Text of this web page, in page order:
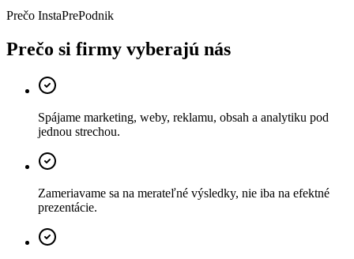
Prečo InstaPrePodnik
Prečo si firmy vyberajú nás
Spájame marketing, weby, reklamu, obsah a analytiku pod
jednou strechou.
Zameriavame sa na merateľné výsledky, nie iba na efektné
prezentácie.